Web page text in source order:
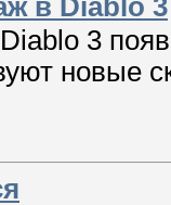
в Diablo 3
3
новые